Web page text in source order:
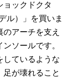
ョックドクタ
ル）」を買いま
アーチを支え
ソールです。
しているような
が壊れること